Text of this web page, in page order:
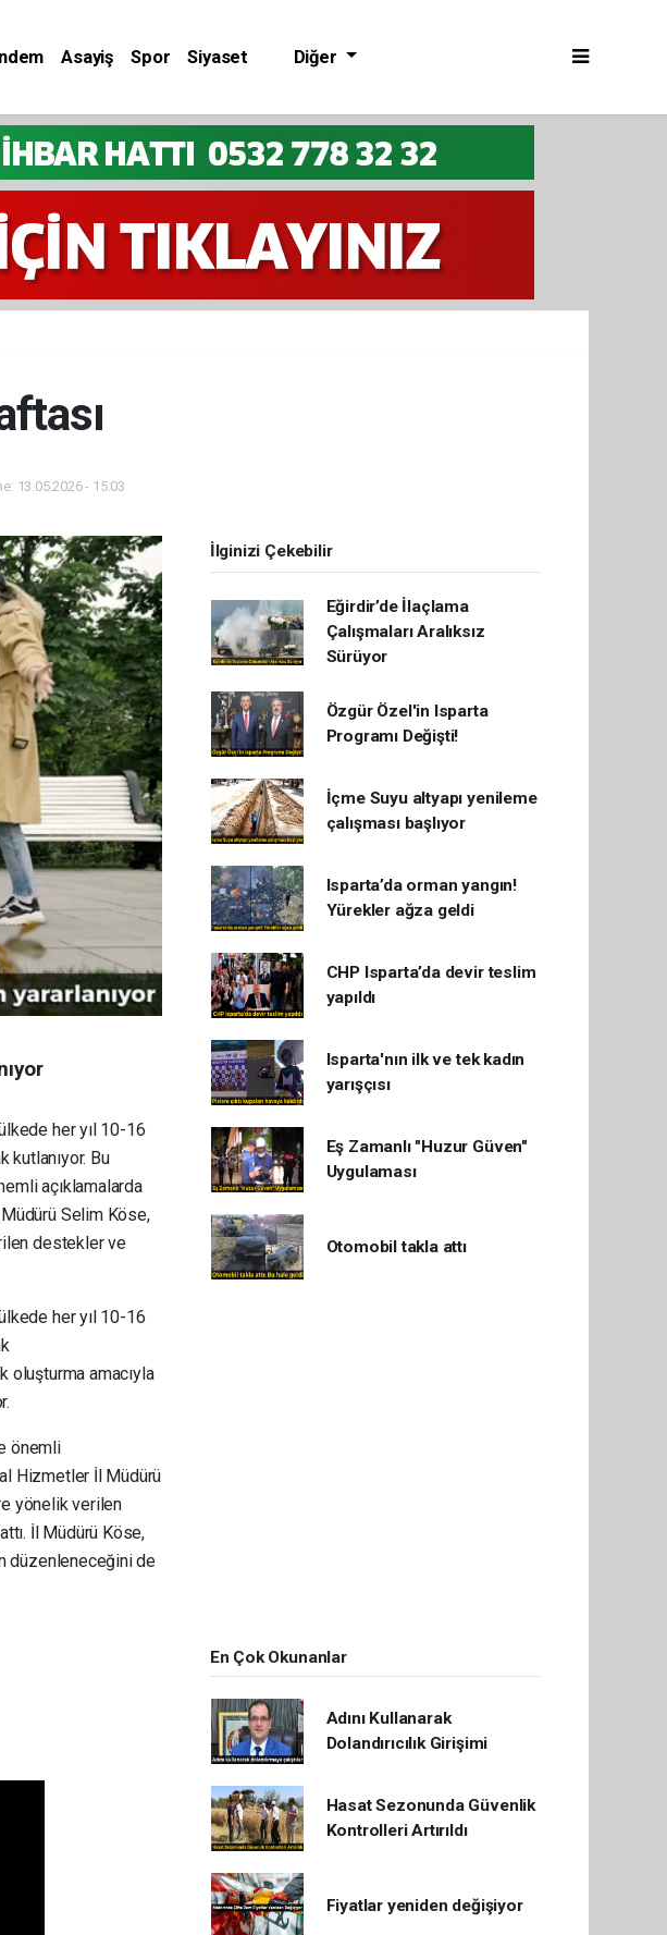
Asayiş Spor
Siyaset
Diğer
13.05.2026 - 15:03
her yıl 10-16
kutlanıyor. Bu
açıklamalarda
Selim Köse,
destekler ve
her yıl 10-16
oluşturma amacıyla
önemli
Hizmetler İl Müdürü
yönelik verilen
İl Müdürü Köse,
düzenleneceğini de
İlginizi Çekebilir
Eğirdir’de İlaçlama
Çalışmaları Aralıksız
Sürüyor
Özgür Özel'in Isparta
Programı Değişti!
İçme Suyu altyapı yenileme
çalışması başlıyor
Isparta’da orman yangın!
Yürekler ağza geldi
CHP Isparta’da devir teslim
yapıldı
Isparta'nın ilk ve tek kadın
yarışçısı
Eş Zamanlı "Huzur Güven"
Uygulaması
Otomobil takla attı
En Çok Okunanlar
Adını Kullanarak
Dolandırıcılık Girişimi
Hasat Sezonunda Güvenlik
Kontrolleri Artırıldı
Fiyatlar yeniden değişiyor